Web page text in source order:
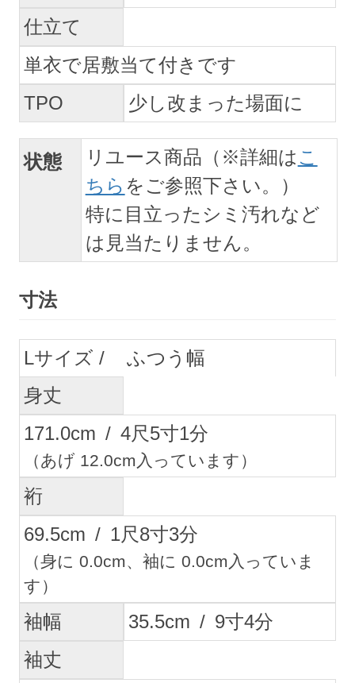
仕立て
単衣で居敷当て付きです
TPO
少し改まった場面に
状態 リユース商品（※詳細は こ
ちら をご参照下さい。）
特に目立ったシミ汚れなど
は見当たりません。
寸法
L
ふつう幅
身丈
171.0cm / 4尺5寸1分
（あげ 12.0cm入っています）
裄
69.5cm / 1尺8寸3分
（身に 0.0cm、袖に 0.0cm入っていま
す）
袖幅 35.5cm / 9寸4分
袖丈